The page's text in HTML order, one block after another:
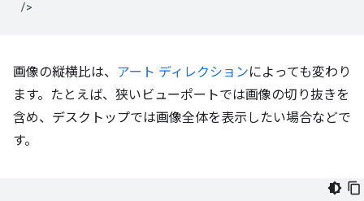
画像の縦横比は、 アート ディレクションによっても変わり
ます。たとえば、狭いビューポートでは画像の切り抜きを
含め、デスクトップでは画像全体を表示したい場合などで
す。